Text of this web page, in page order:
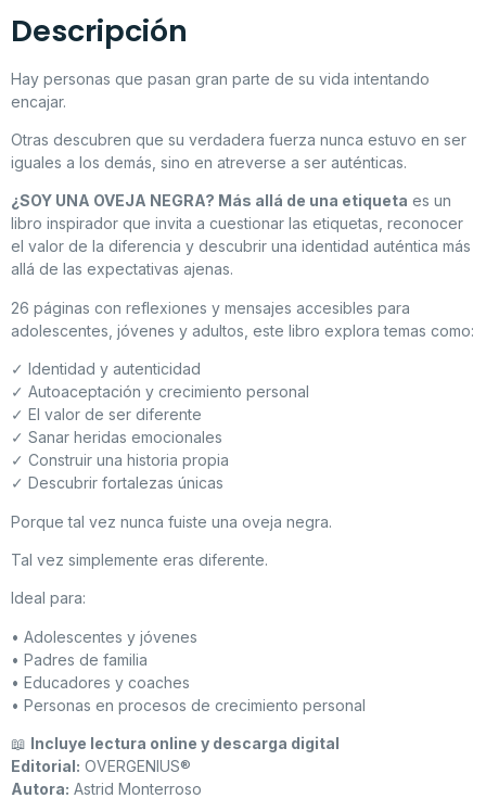
Descripción
Hay personas que pasan gran parte de su vida intentando
encajar.
Otras descubren que su verdadera fuerza nunca estuvo en ser
iguales a los demás, sino en atreverse a ser auténticas.
¿SOY UNA OVEJA NEGRA? Más allá de una etiqueta es un
libro inspirador que invita a cuestionar las etiquetas, reconocer
el valor de la diferencia y descubrir una identidad auténtica más
allá de las expectativas ajenas.
26 páginas con reflexiones y mensajes accesibles para
adolescentes, jóvenes y adultos, este libro explora temas como:
✓ Identidad y autenticidad
✓ Autoaceptación y crecimiento personal
✓ El valor de ser diferente
✓ Sanar heridas emocionales
✓ Construir una historia propia
✓ Descubrir fortalezas únicas
Porque tal vez nunca fuiste una oveja negra.
Tal vez simplemente eras diferente.
Ideal para:
• Adolescentes y jóvenes
• Padres de familia
• Educadores y coaches
• Personas en procesos de crecimiento personal
📖 Incluye lectura online y descarga digital
Editorial: OVERGENIUS®
Autora: Astrid Monterroso